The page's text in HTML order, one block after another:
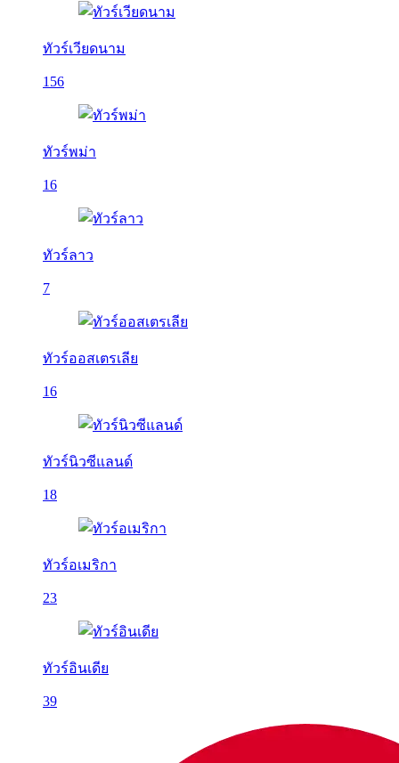
ทัวร์เวียดนาม
156
ทัวร์พม่า
16
ทัวร์ลาว
7
ทัวร์ออสเตรเลีย
16
ทัวร์นิวซีแลนด์
18
ทัวร์อเมริกา
23
ทัวร์อินเดีย
39